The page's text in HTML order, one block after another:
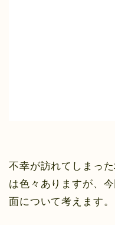
不幸が訪れてしまっ
は色々ありますが、
面について考えます。